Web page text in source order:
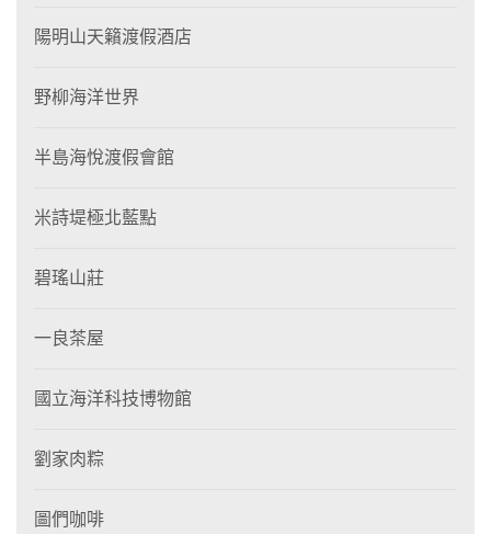
陽明山天籟渡假酒店
野柳海洋世界
半島海悅渡假會館
米詩堤極北藍點
碧瑤山莊
一良茶屋
國立海洋科技博物館
劉家肉粽
圖們咖啡